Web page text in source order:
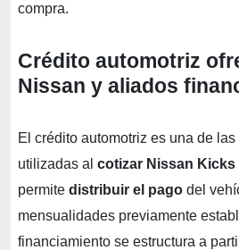
compra.
Crédito automotriz
Nissan y aliados
El crédito automotriz es una de
utilizadas al cotizar Nissan Kicks
permite distribuir el pago del
mensualidades previamente
financiamiento se estructura a